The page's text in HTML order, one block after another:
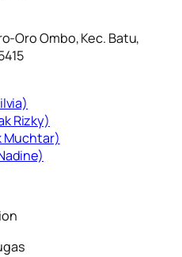
Oro Ombo, Kec. Batu,
Rizky)⁠
Muchtar)